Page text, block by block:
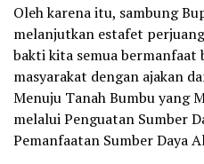
Oleh karena itu, sambung
melanjutkan estafet
bakti kita semua bermanfaat
masyarakat dengan ajakan
Menuju Tanah Bumbu yang
melalui Penguatan Sumber
Pemanfaatan Sumber Daya